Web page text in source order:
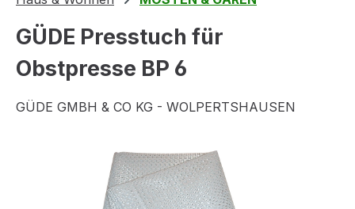
GÜDE Presstuch für
Obstpresse BP 6
GÜDE GMBH & CO KG - WOLPERTSHAUSEN
Bildergalerie überspringen